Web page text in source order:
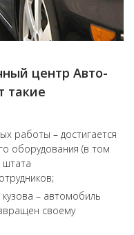
центр Авто-
такие
работы – достигается
оборудования (в том
штата
– автомобиль
своему